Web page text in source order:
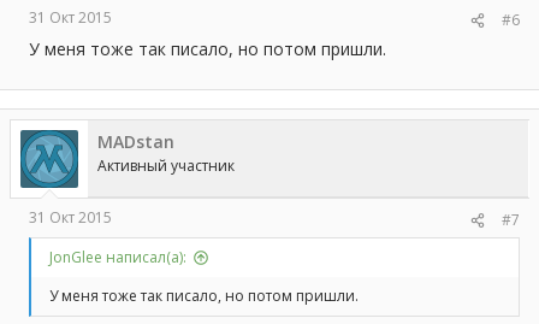
31 Окт 2015 #6
У меня тоже так писало, но потом пришли.
MADstan
Активный участник
31 Окт 2015
#7
JonGlee написал(а):
У меня тоже так писало, но потом пришли.